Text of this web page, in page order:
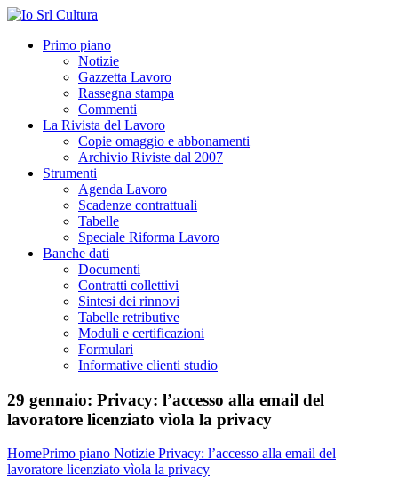
Primo piano
Notizie
Gazzetta Lavoro
Rassegna stampa
Commenti
La Rivista del Lavoro
Copie omaggio e abbonamenti
Archivio Riviste dal 2007
Strumenti
Agenda Lavoro
Scadenze contrattuali
Tabelle
Speciale Riforma Lavoro
Banche dati
Documenti
Contratti collettivi
Sintesi dei rinnovi
Tabelle retributive
Moduli e certificazioni
Formulari
Informative clienti studio
29 gennaio: Privacy: l’accesso alla email del
lavoratore licenziato vìola la privacy
HomePrimo piano Notizie Privacy: l’accesso alla email del
lavoratore licenziato vìola la privacy